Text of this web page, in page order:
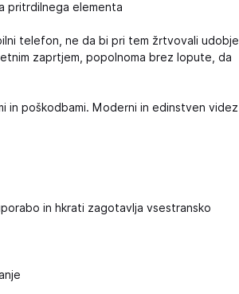
pritrdilnega elementa
telefon, ne da bi pri tem žrtvovali udobje
zaprtjem, popolnoma brez lopute, da
in poškodbami. Moderni in edinstven videz
in hkrati zagotavlja vsestransko